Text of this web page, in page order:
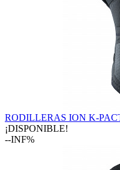
RODILLERAS ION K-
¡DISPONIBLE!
--INF%